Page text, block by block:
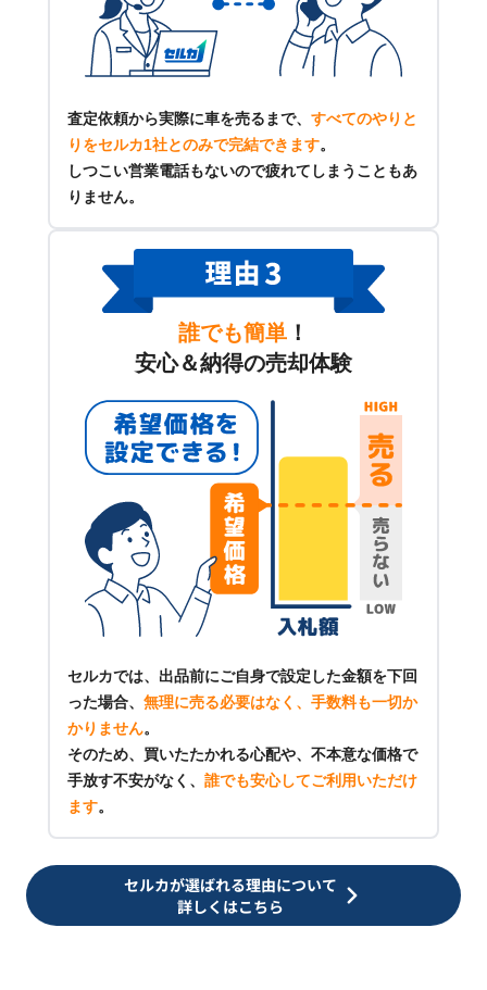
査定依頼から実際に車を売るまで、 すべてのやりと
りをセルカ1社とのみで完結できます。
しつこい営業電話もないので疲れてしまうこともあ
りません。
誰でも簡単 ！
安心＆納得の売却体験
セルカでは、出品前にご自身で設定した金額を下回
った場合、 無理に売る必要はなく、手数料も一切か
かりません。
そのため、買いたたかれる心配や、不本意な価格で
手放す不安がなく、 誰でも安心してご利用いただけ
ます。
セルカが選ばれる理由について
詳しくはこちら